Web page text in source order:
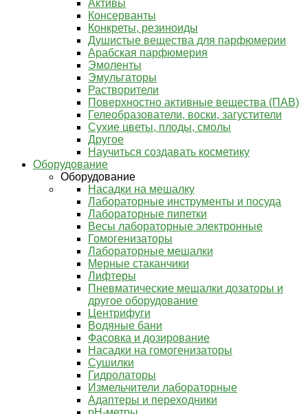
Активы
Консерванты
Конкреты, резиноиды
Душистые вещества для парфюмерии
Арабская парфюмерия
Эмоленты
Эмульгаторы
Растворители
Поверхностно активные вещества (ПАВ)
Гелеобразователи, воски, загустители
Сухие цветы, плоды, смолы
Другое
Научиться создавать косметику
Оборудование
Оборудование
Насадки на мешалку
Лабораторные инструменты и посуда
Лабораторные пипетки
Весы лабораторные электронные
Гомогенизаторы
Лабораторные мешалки
Мерные стаканчики
Лифтеры
Пневматические мешалки дозаторы и
другое оборудование
Центрифуги
Водяные бани
Фасовка и дозирование
Насадки на гомогенизаторы
Сушилки
Гидролаторы
Измельчители лабораторные
Адаптеры и переходники